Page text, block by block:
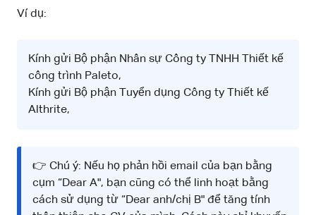
Ví dụ:
Kính gửi Bộ phận Nhân sự Công ty TNHH Thiết kế
công trình Paleto,
Kính gửi Bộ phận Tuyển dụng Công ty Thiết kế
Althrite,
👉 Chú ý: Nếu họ phản hồi email của bạn bằng
cụm “Dear A", bạn cũng có thể linh hoạt bằng
cách sử dụng từ “Dear anh/chị B" để tăng tính